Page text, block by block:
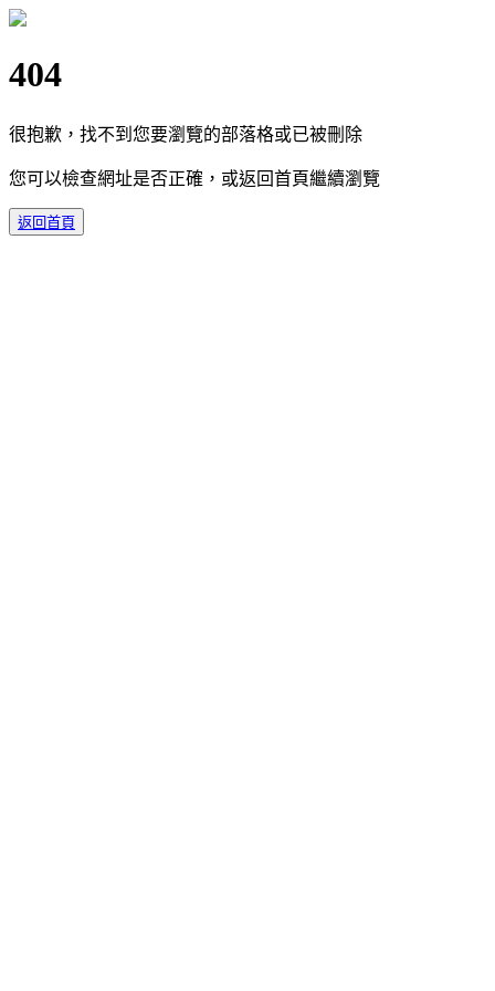
404
很抱歉，找不到您要瀏覽的部落格或已被刪除
您可以檢查網址是否正確，或返回首頁繼續瀏覽
返回首頁